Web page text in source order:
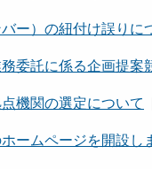
ー）の紐付け誤りに
委託に係る企画提案
機関の選定について
ームページを開設し